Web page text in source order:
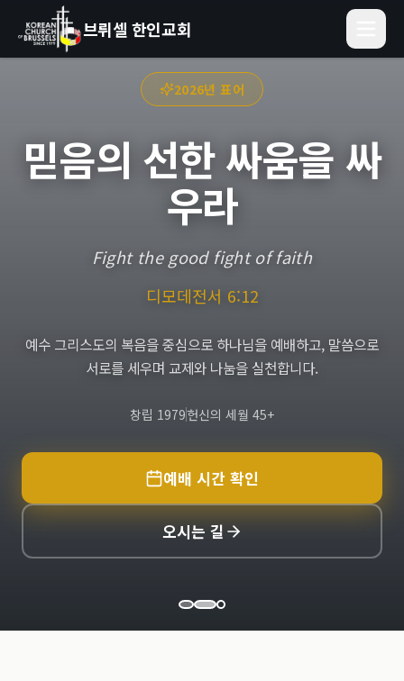
브뤼셀 한인교회
2026년 표어
믿음의 선한 싸움을 싸
우라
Fight the good fight of faith
디모데전서 6:12
예수 그리스도의 복음을 중심으로 하나님을 예배하고, 말씀으로
서로를 세우며 교제와 나눔을 실천합니다.
창립 1979헌신의 세월 45+
예배 시간 확인
오시는 길